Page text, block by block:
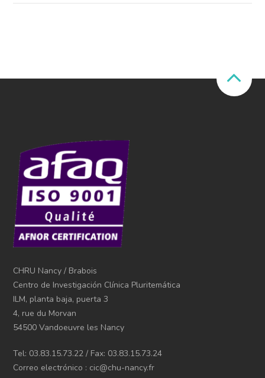
CHRU Nancy / Brabois
Centro de Investigación Clínica Pluritemática
ILM, planta baja, puerta 3
4, rue du Morvan
54500 Vandoeuvre les Nancy
Tel: 03.83.15.73.22 / Fax: 03.83.15.73.24
Correo electrónico : cic@chu-nancy.fr